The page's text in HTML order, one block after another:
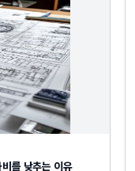
를 낮추는 이유